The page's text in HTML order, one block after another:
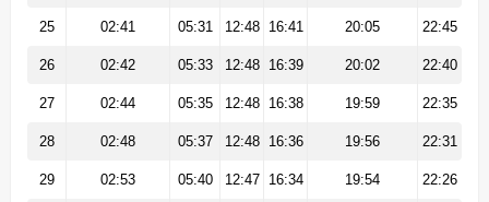
25 02:41 05:31 12:48 16:41 20:05 22:45
26 02:42 05:33 12:48 16:39 20:02 22:40
27 02:44 05:35 12:48 16:38 19:59 22:35
28 02:48 05:37 12:48 16:36 19:56 22:31
29 02:53 05:40 12:47 16:34 19:54 22:26